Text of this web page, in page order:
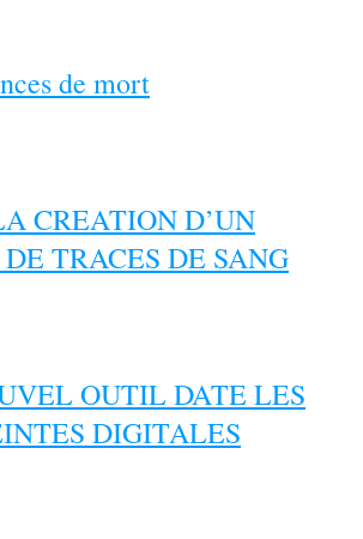
de mort
CREATION D’UN
TRACES DE SANG
OUTIL DATE LES
DIGITALES